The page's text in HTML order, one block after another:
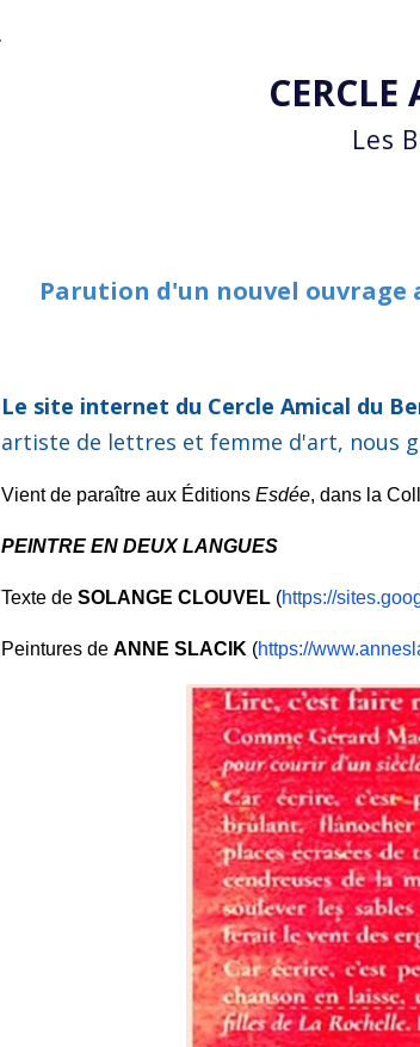
Les
Parution d'un nouvel ouvrage
Le site internet du Cercle Amical du
artiste de lettres et femme d'art, nous
Vient de paraître aux Éditions Esdée, dans la
PEINTRE EN DEUX LANGUES
Texte de SOLANGE CLOUVEL (https://
Peintures de ANNE SLACIK (https://www.